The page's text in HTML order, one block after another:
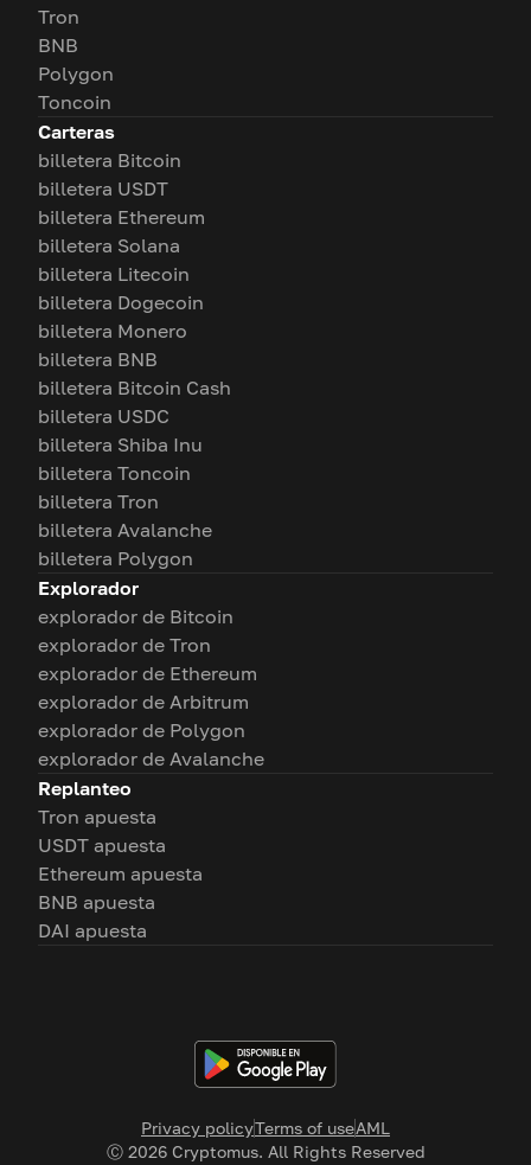
Privacy policyTerms of useAML
Ⓒ 2026Cryptomus. All Rights Reserved
Tron
BNB
Polygon
Toncoin
Carteras
billetera Bitcoin
billetera USDT
billetera Ethereum
billetera Solana
billetera Litecoin
billetera Dogecoin
billetera Monero
billetera BNB
billetera Bitcoin Cash
billetera USDC
billetera Shiba Inu
billetera Toncoin
billetera Tron
billetera Avalanche
billetera Polygon
Explorador
explorador de Bitcoin
explorador de Tron
explorador de Ethereum
explorador de Arbitrum
explorador de Polygon
explorador de Avalanche
Replanteo
Tron apuesta
USDT apuesta
Ethereum apuesta
BNB apuesta
DAI apuesta